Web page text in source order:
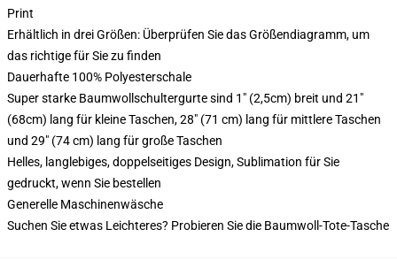
Print
Erhältlich in drei Größen: Überprüfen Sie das Größendiagramm, um
das richtige für Sie zu finden
Dauerhafte 100% Polyesterschale
Super starke Baumwollschultergurte sind 1" (2,5cm) breit und 21"
(68cm) lang für kleine Taschen, 28" (71 cm) lang für mittlere Taschen
und 29" (74 cm) lang für große Taschen
Helles, langlebiges, doppelseitiges Design, Sublimation für Sie
gedruckt, wenn Sie bestellen
Generelle Maschinenwäsche
Suchen Sie etwas Leichteres? Probieren Sie die Baumwoll-Tote-Tasche